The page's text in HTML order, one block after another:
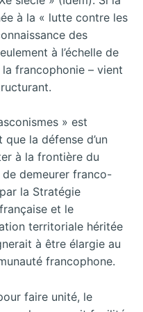
à la « lutte contre les
des
à l’échelle de
francophonie – vient
» est
la défense d’un
à la frontière du
demeurer franco-
la Stratégie
et le
territoriale héritée
à être élargie au
francophone.
faire unité, le